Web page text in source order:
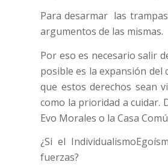
Para desarmar las
argumentos de las mismas.
Por eso es necesario salir
posible es la expansión del
que estos derechos sean
como la prioridad a cuidar.
Evo Morales o la Casa
¿Si el
fuerzas?